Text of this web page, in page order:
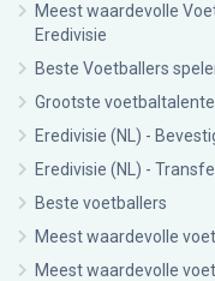
Meest waardevolle
Eredivisie
Beste Voetballers
Grootste
Eredivisie (NL) -
Eredivisie (NL) -
Beste voetballers
Meest waardevolle
Meest waardevolle